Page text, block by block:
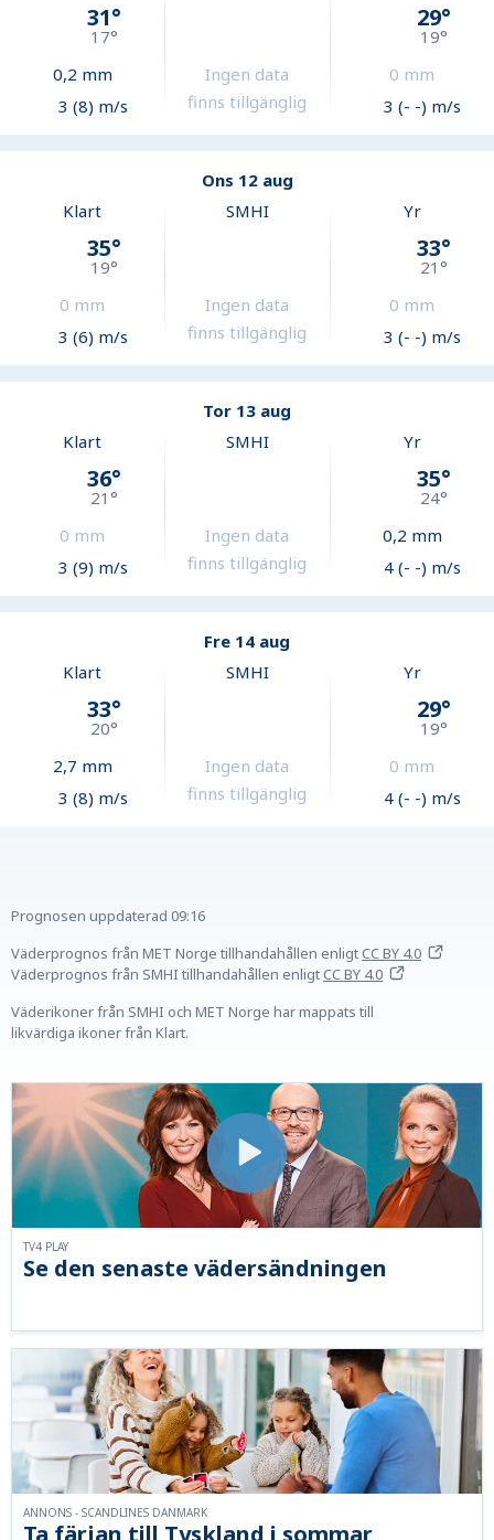
31°
17°
0,2 mm
3 (8) m/s
Ingen data
finns tillgänglig
29°
19°
0 mm
3 (- -) m/s
Ons 12 aug
Klart
35°
19°
0 mm
3 (6) m/s
SMHI
Ingen data
finns tillgänglig
Yr
33°
21°
0 mm
3 (- -) m/s
Tor 13 aug
Klart
36°
21°
0 mm
3 (9) m/s
SMHI
Ingen data
finns tillgänglig
Yr
35°
24°
0,2 mm
4 (- -) m/s
Fre 14 aug
Klart
33°
20°
2,7 mm
3 (8) m/s
SMHI
Ingen data
finns tillgänglig
Yr
29°
19°
0 mm
4 (- -) m/s
Prognosen uppdaterad 09:16
Väderprognos från MET Norge tillhandahållen enligtCC BY 4.0
Väderprognos från SMHI tillhandahållen enligtCC BY 4.0
Väderikoner från SMHI och MET Norge har mappats till
likvärdiga ikoner från Klart.
Se den senaste vädersändningen
TV4 PLAY
ANNONS - SCANDLINES DANMARK